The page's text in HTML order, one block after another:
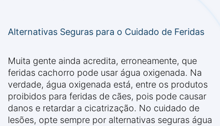
Alternativas Seguras para o Cuidado de Feridas
Muita gente ainda acredita, erroneamente, que
feridas cachorro pode usar água oxigenada. Na
verdade, água oxigenada está, entre os produtos
proibidos para feridas de cães, pois pode causar
danos e retardar a cicatrização. No cuidado de
lesões, opte sempre por alternativas seguras água